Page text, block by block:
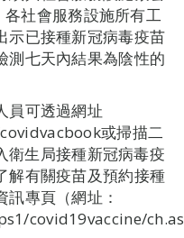
社會服務設施所有工
示已接種新冠病毒疫苗
測七天內結果為陰性的
員可透過網址
或掃描二
衛生局接種新冠病毒疫
解有關疫苗及預約接種
專頁（網址：
covid19vaccine/